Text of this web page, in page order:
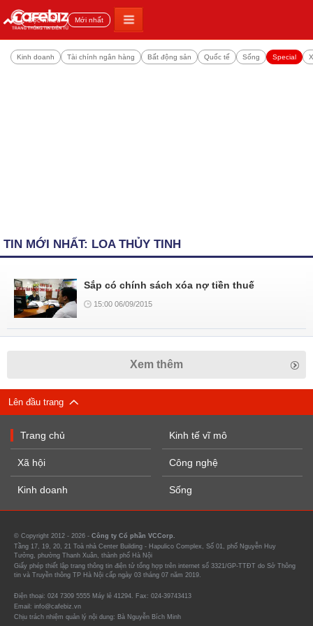
Đọc nhiều Mới nhất
Kinh doanh Tài chính ngân hàng Bất động sản Quốc tế Sống Special
TIN MỚI NHẤT: LOA THỦY TINH
Sắp có chính sách xóa nợ tiền thuế
15:00 06/09/2015
Xem thêm
Lên đầu trang
Trang chủ
Xã hội
Kinh doanh
Kinh tế vĩ mô
Công nghệ
Sống
© Copyright 2012 - 2026 - Công ty Cổ phần VCCorp.
Tầng 17, 19, 20, 21 Toà nhà Center Building - Hapulico Complex, Số 01, phố Nguyễn Huy
Tưởng, phường Thanh Xuân, thành phố Hà Nội
Giấy phép thiết lập trang thông tin điện tử tổng hợp trên internet số 3321/GP-TTĐT do Sở Thông
tin và Truyền thông TP Hà Nội cấp ngày 03 tháng 07 năm 2019.
Điện thoại: 024 7309 5555 Máy lẻ 41294. Fax: 024-39743413
Email: info@cafebiz.vn
Chịu trách nhiệm quản lý nội dung: Bà Nguyễn Bích Minh